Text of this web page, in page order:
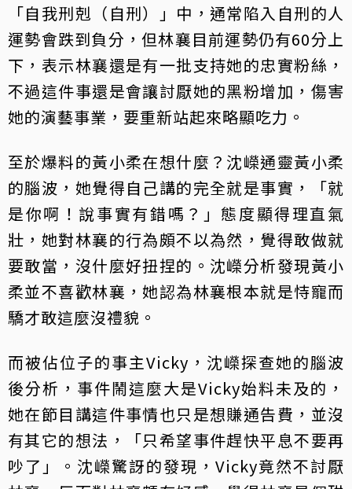
「自我刑剋（自刑）」中，通常陷入自刑的人
運勢會跌到負分，但林襄目前運勢仍有60分上
下，表示林襄還是有一批支持她的忠實粉絲，
不過這件事還是會讓討厭她的黑粉增加，傷害
她的演藝事業，要重新站起來略顯吃力。
至於爆料的黃小柔在想什麼？沈嶸通靈黃小柔
的腦波，她覺得自己講的完全就是事實，「就
是你啊！說事實有錯嗎？」態度顯得理直氣
壯，她對林襄的行為頗不以為然，覺得敢做就
要敢當，沒什麼好扭捏的。沈嶸分析發現黃小
柔並不喜歡林襄，她認為林襄根本就是恃寵而
驕才敢這麼沒禮貌。
而被佔位子的事主Vicky，沈嶸探查她的腦波
後分析，事件鬧這麼大是Vicky始料未及的，
她在節目講這件事情也只是想賺通告費，並沒
有其它的想法，「只希望事件趕快平息不要再
吵了」。沈嶸驚訝的發現，Vicky竟然不討厭